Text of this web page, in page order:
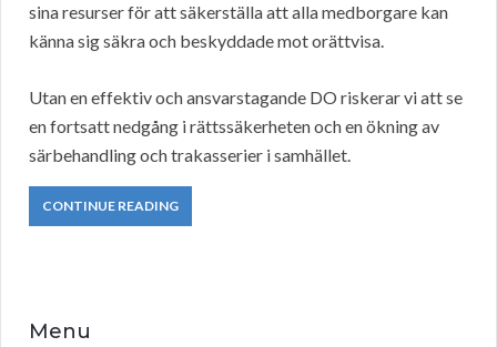
sina resurser för att säkerställa att alla medborgare kan
känna sig säkra och beskyddade mot orättvisa.
Utan en effektiv och ansvarstagande DO riskerar vi att se
en fortsatt nedgång i rättssäkerheten och en ökning av
särbehandling och trakasserier i samhället.
CONTINUE READING
Menu